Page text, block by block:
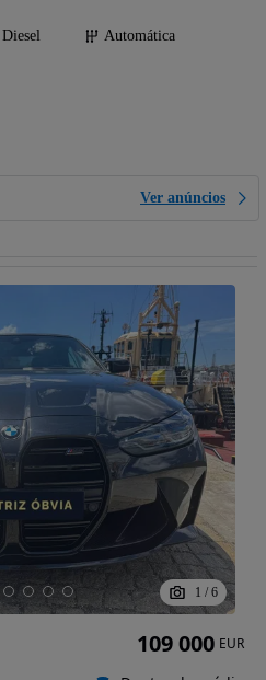
Diesel
Automática
Ver anúncios
1 / 6
109 000 EUR